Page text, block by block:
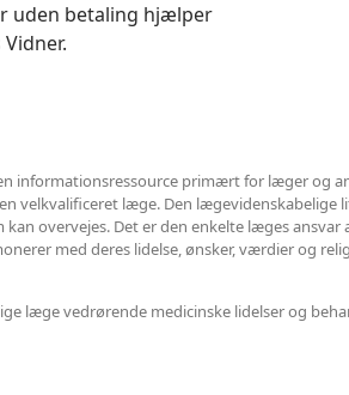
uden betaling hjælper
informationsressource primært for læger og
velkvalificeret læge. Den
overvejes. Det er den enkelte læges
med deres lidelse, ønsker, værdier og
læge vedrørende medicinske lidelser og